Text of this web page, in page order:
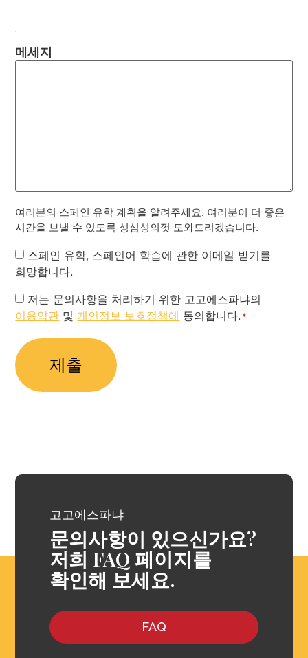
메세지
여러분의 스페인 유학 계획을 알려주세요. 여러분이 더 좋은
시간을 보낼 수 있도록 성심성의껏 도와드리겠습니다.
Newsletter
스페인 유학, 스페인어 학습에 관한 이메일 받기를
희망합니다.
Privacy
Policy
저는 문의사항을 처리하기 위한 고고에스파냐의
이용약관 및 개인정보 보호정책에 동의합니다. *
고고에스파냐
문의사항이 있으신가요?
저희 FAQ 페이지를
확인해 보세요.
FAQ